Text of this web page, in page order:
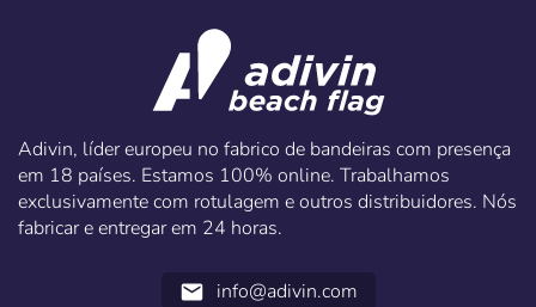
Adivin, líder europeu no fabrico de bandeiras com presença
em 18 países. Estamos 100% online. Trabalhamos
exclusivamente com rotulagem e outros distribuidores. Nós
fabricar e entregar em 24 horas.
email info@adivin.com